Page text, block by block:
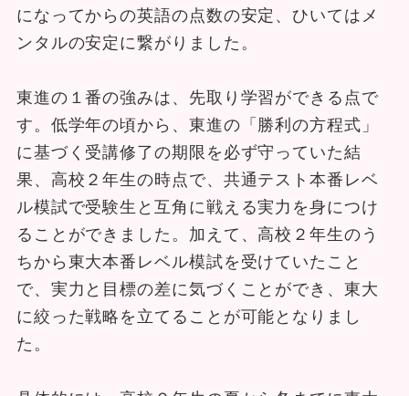
になってからの英語の点数の安定、ひいてはメ
ンタルの安定に繋がりました。
東進の１番の強みは、先取り学習ができる点で
す。低学年の頃から、東進の「勝利の方程式」
に基づく受講修了の期限を必ず守っていた結
果、高校２年生の時点で、共通テスト本番レベ
ル模試で受験生と互角に戦える実力を身につけ
ることができました。加えて、高校２年生のう
ちから東大本番レベル模試を受けていたこと
で、実力と目標の差に気づくことができ、東大
に絞った戦略を立てることが可能となりまし
た。